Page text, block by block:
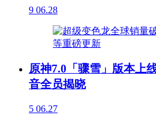
9 06.28
原神7.0「骤雪」版本上
音全员揭晓
5 06.27